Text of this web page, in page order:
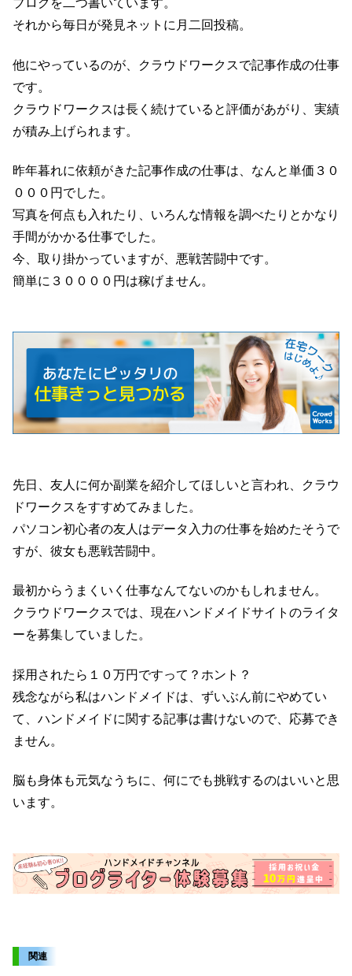
ブログを二つ書いています。
それから毎日が発見ネットに月二回投稿。
他にやっているのが、クラウドワークスで記事作成の仕事
です。
クラウドワークスは長く続けていると評価があがり、実績
が積み上げられます。
昨年暮れに依頼がきた記事作成の仕事は、なんと単価３０
０００円でした。
写真を何点も入れたり、いろんな情報を調べたりとかなり
手間がかかる仕事でした。
今、取り掛かっていますが、悪戦苦闘中です。
簡単に３００００円は稼げません。
先日、友人に何か副業を紹介してほしいと言われ、クラウ
ドワークスをすすめてみました。
パソコン初心者の友人はデータ入力の仕事を始めたそうで
すが、彼女も悪戦苦闘中。
最初からうまくいく仕事なんてないのかもしれません。
クラウドワークスでは、現在ハンドメイドサイトのライタ
ーを募集していました。
採用されたら１０万円ですって？ホント？
残念ながら私はハンドメイドは、ずいぶん前にやめてい
て、ハンドメイドに関する記事は書けないので、応募でき
ません。
脳も身体も元気なうちに、何にでも挑戦するのはいいと思
います。
関連